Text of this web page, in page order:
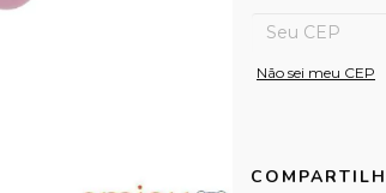
Não sei meu CEP